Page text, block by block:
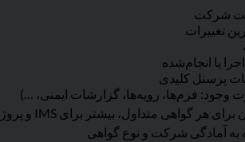
ثبت شرکت
تغییرات
یا انجام‌شده
پرسنل کلیدی
وجود: فرم‌ها، رویه‌ها، گزارشات ایمنی، …)